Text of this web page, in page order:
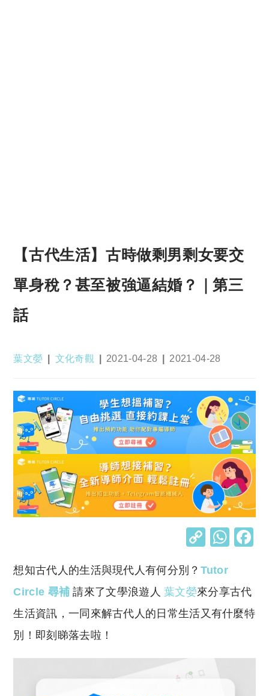
【古代生活】古時做剩男剩女要交
單身稅？甚至被強逼結婚？｜第三
話
Post
葉文嫈
Post
文化奇觀
Post
2021-04-28
Post
2021-04-28
C
p
y
Li
k
W
s
A
p
想知古代人的生活與現代人有何分別？ Tutor
Circle 尋補 請來了文學浪遊人葉文嫈來分享古代
生活資訊，一同來解古代人的日常生活又有什麼特
別！即刻睇落去啦！